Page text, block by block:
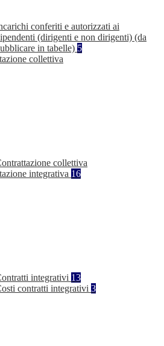
conferiti e autorizzati ai
(dirigenti e non dirigenti) (da
in tabelle) 5
collettiva
collettiva
integrativa 16
integrativi 13
contratti integrativi 3